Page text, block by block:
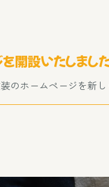
開設いたしました
のホームページを新